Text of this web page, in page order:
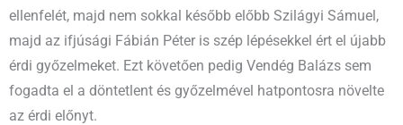
ellenfelét, majd nem sokkal később előbb Szilágyi Sámuel,
majd az ifjúsági Fábián Péter is szép lépésekkel ért el újabb
érdi győzelmeket. Ezt követően pedig Vendég Balázs sem
fogadta el a döntetlent és győzelmével hatpontosra növelte
az érdi előnyt.